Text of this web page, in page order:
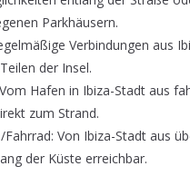
Parkhäusern.
Verbindungen aus
der Insel.
Hafen in Ibiza-Stadt aus
zum Strand.
Fahrrad: Von Ibiza-Stadt aus
der Küste erreichbar.